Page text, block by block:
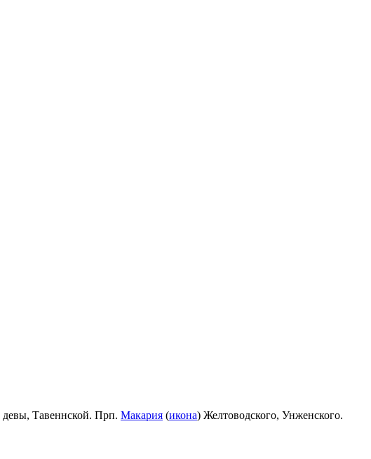
девы, Тавеннской. Прп. Макария (икона) Желтоводского, Унженского.